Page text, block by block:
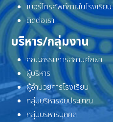
เบอร์โทรศัพท์ภายในโรงเรียน
ติดต่อเรา
บริหาร/กลุ่มงาน
คณะกรรมการสถานศึกษา
ผู้บริหาร
ผู้อำนวยการโรงเรียน
กลุ่มบริหารงบประมาณ
กลุ่มบริหารบุคคล